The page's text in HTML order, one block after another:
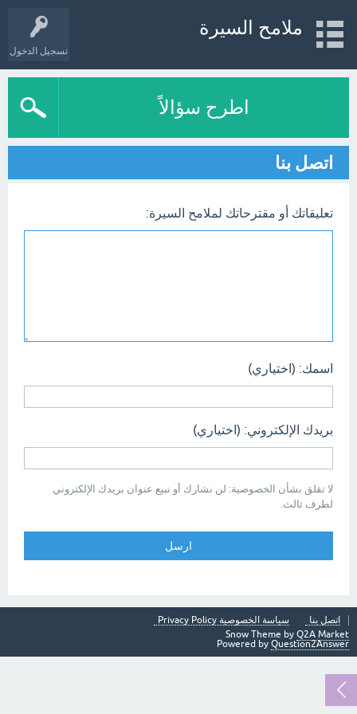
تسجيل الدخول
ملامح السيرة
اطرح سؤالاً
اتصل بنا
تعليقاتك أو مقترحاتك لملامح السيرة:
اسمك: (اختياري)
بريدك الإلكتروني: (اختياري)
لا تقلق بشأن الخصوصية: لن نشارك أو نبيع عنوان بريدك الإلكتروني
لطرف ثالث.
اتصل بنا
سياسة الخصوصية Privacy Policy
Snow Theme by Q2A Market
Powered by Question2Answer